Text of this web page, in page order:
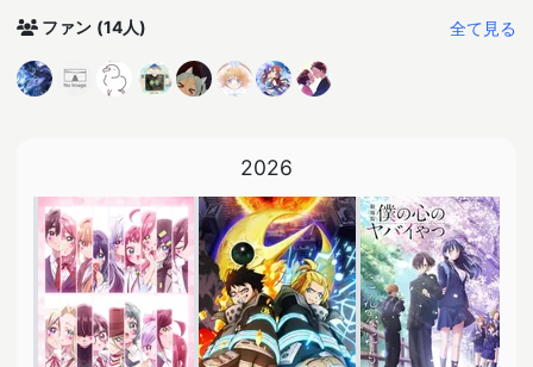
ファン (14人) 全て見る
2026